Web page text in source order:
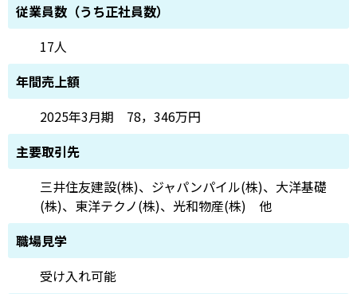
従業員数（うち正社員数）
17人
年間売上額
2025年3月期 78，346万円
主要取引先
三井住友建設(株)、ジャパンパイル(株)、大洋基礎
(株)、東洋テクノ(株)、光和物産(株) 他
職場見学
受け入れ可能